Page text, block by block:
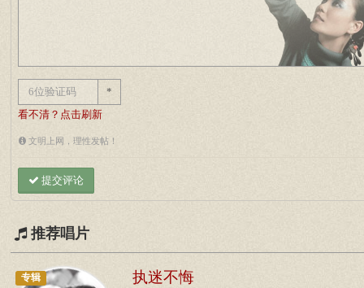
*
看不清？点击刷新
文明上网，理性发帖！
提交评论
推荐唱片
专辑 执迷不悔